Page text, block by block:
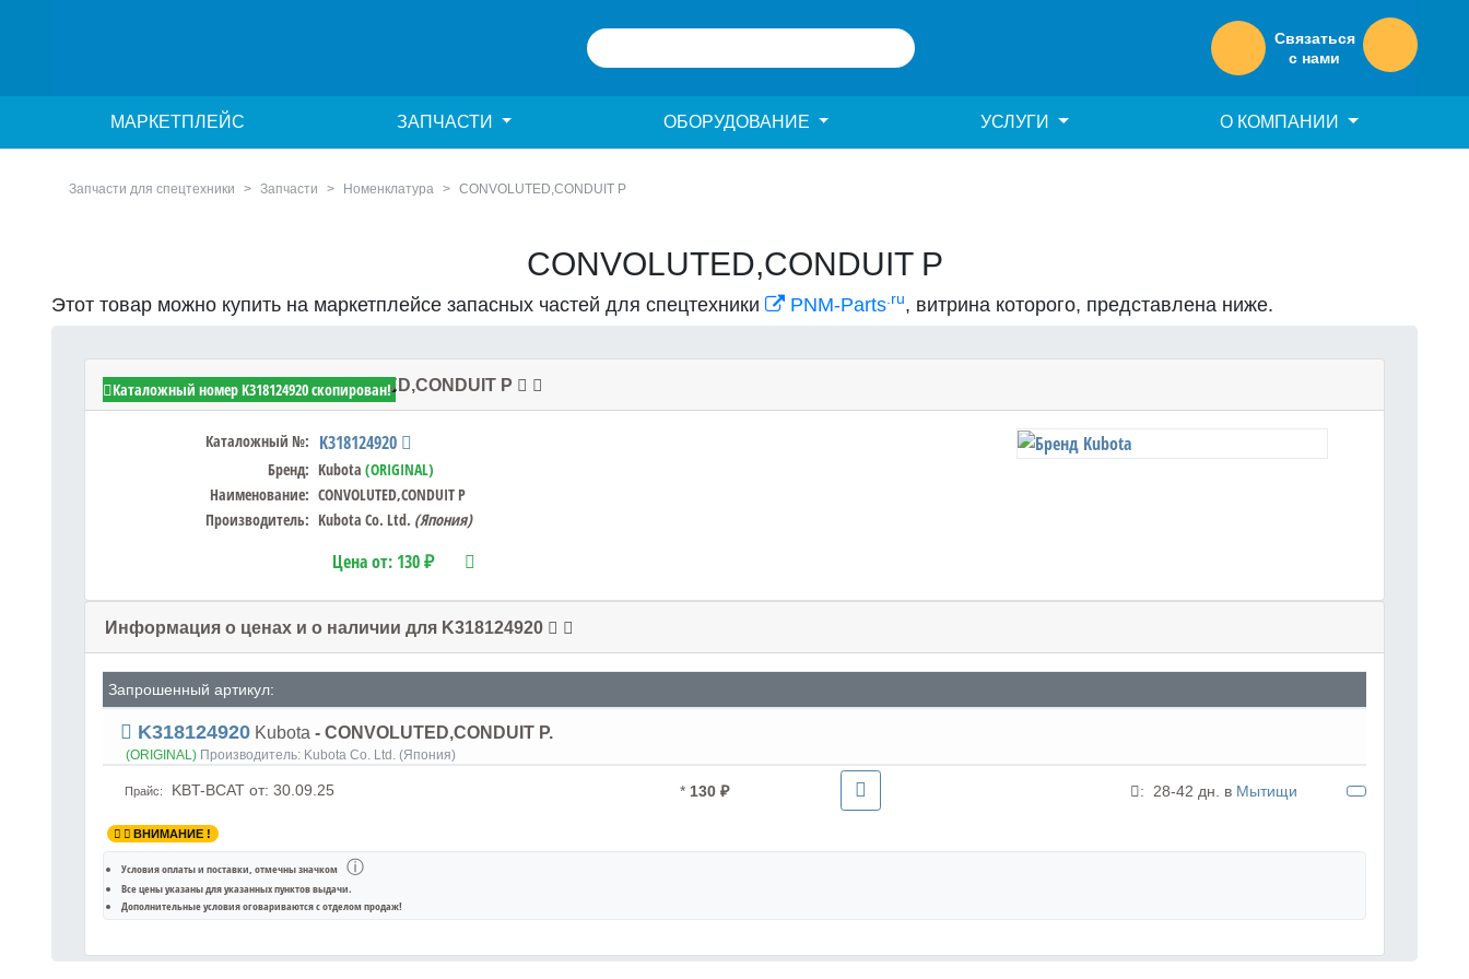
Связаться
с нами
МАРКЕТПЛЕЙС ЗАПЧАСТИ ОБОРУДОВАНИЕ УСЛУГИ О КОМПАНИИ
Запчасти для спецтехники Запчасти Номенклатура CONVOLUTED,CONDUIT P
CONVOLUTED,CONDUIT P
Этот товар можно купить на маркетплейсе запасных частей для спецтехники PNM-Parts.ru, витрина которого, представлена ниже.
Kubota K318124920 - CONVOLUTED,CONDUIT P
Каталожный №: K318124920
Бренд: Kubota (ORIGINAL)
Наименование: CONVOLUTED,CONDUIT P
Производитель: Kubota Co. Ltd. (Япония)
Цена от: 130 ₽
Каталожный номер K318124920 скопирован!
Информация о ценах и о наличии для K318124920
Запрошенный артикул:
K318124920 Kubota - CONVOLUTED,CONDUIT P.
(ORIGINAL)Производитель: Kubota Co. Ltd. (Япония)
Прайс: KBT-BCAT от: 30.09.25 * 130 ₽ : 28-42 дн. в Мытищи
ВНИМАНИЕ !
Условия оплаты и поставки , отмечны значком ⓘ
Все цены указаны дляуказанных пунктов выдачи.
Дополнительные условия оговариваются с отделом продаж!